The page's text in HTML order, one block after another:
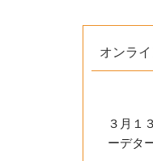
オンラ
３月１
ーデタ